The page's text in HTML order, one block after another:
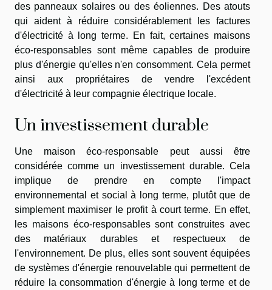
des panneaux solaires ou des éoliennes. Des atouts
qui aident à réduire considérablement les factures
d'électricité à long terme. En fait, certaines maisons
éco-responsables sont même capables de produire
plus d'énergie qu'elles n'en consomment. Cela permet
ainsi aux propriétaires de vendre l'excédent
d'électricité à leur compagnie électrique locale.
Un investissement durable
Une maison éco-responsable peut aussi être
considérée comme un investissement durable. Cela
implique de prendre en compte l'impact
environnemental et social à long terme, plutôt que de
simplement maximiser le profit à court terme. En effet,
les maisons éco-responsables sont construites avec
des matériaux durables et respectueux de
l'environnement. De plus, elles sont souvent équipées
de systèmes d'énergie renouvelable qui permettent de
réduire la consommation d'énergie à long terme et de